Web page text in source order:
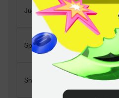
Juggernaut
Spirit Breaker
Sniper